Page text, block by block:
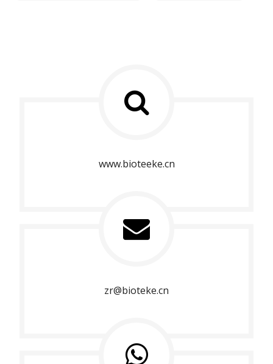
www.bioteeke.cn
zr@bioteke.cn